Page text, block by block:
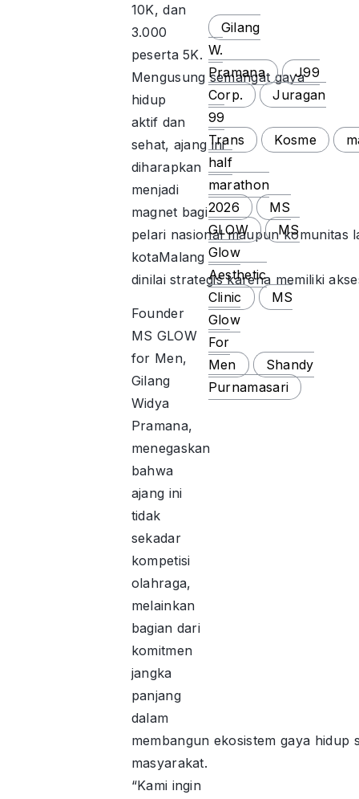
10K, dan
3.000
peserta 5K.
Mengusung semangat gaya
hidup
aktif dan
sehat, ajang ini
diharapkan
menjadi
magnet bagi
pelari nasional maupun komunitas
kotaMalang
dinilai strategis karena memiliki
Founder
MS GLOW
for Men,
Gilang
Widya
Pramana,
menegaskan
bahwa
ajang ini
tidak
sekadar
kompetisi
olahraga,
melainkan
bagian dari
komitmen
jangka
panjang
dalam
membangun ekosistem gaya hidup
masyarakat.
“Kami ingin
Gilang
W.
Pramana
J99
Corp.
Juragan
99
Trans
Kosme
half
marathon
2026
MS
GLOW
MS
Glow
Aesthetic
Clinic
MS
Glow
For
Men
Shandy
Purnamasari